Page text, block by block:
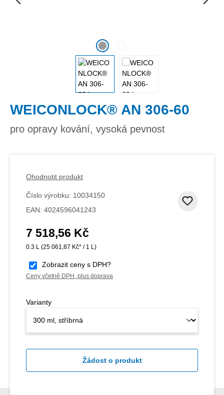
WEICONLOCK® AN 306-60
pro opravy kování, vysoká pevnost
Ohodnotit produkt
Číslo výrobku: 10034150
EAN: 4024596041243
Běžná cena:
7 518,56 Kč
0.3 L (25 061,87 Kč* / 1 L)
Zobrazit ceny s DPH?
Ceny včetně DPH, plus doprava
Varianty
Žádost o produkt